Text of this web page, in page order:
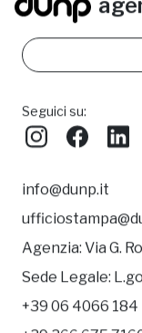
Seguici su:
info@dunp.it
Agenzia: Via G.
Sede Legale:
+39 06 4066 184